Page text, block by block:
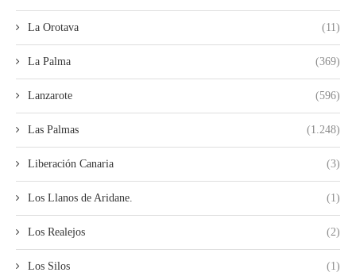
La Orotava (11)
La Palma (369)
Lanzarote (596)
Las Palmas (1.248)
Liberación Canaria (3)
Los Llanos de Aridane. (1)
Los Realejos (2)
Los Silos (1)